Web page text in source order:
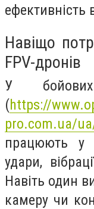
ефективність
Навіщо
FPV-дронів
У
(https://
pro.com.ua/
працюють у
удари,
Навіть один
камеру чи